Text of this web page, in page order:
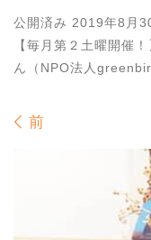
公開済み 2019年8月
【毎月第２土曜開催
ん（NPO法人
画像ナビ
前